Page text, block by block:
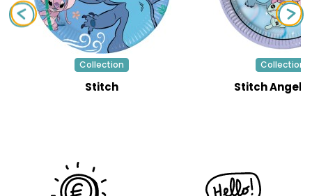
Collection
Stitch
Collection
Stitch Angel